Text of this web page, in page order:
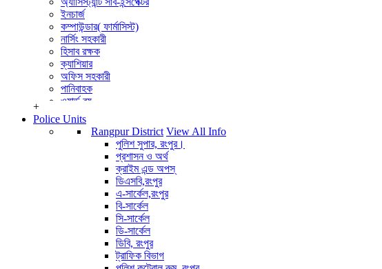
ইনচার্জ
কম্পাউন্ডার( ফার্মাসিস্ট)
নার্সিং সহকারী
হিসাব রক্ষক
ক্যাশিয়ার
অফিস সহকারী
পানিবাহক
ওয়ার্ড বয়
বার্বুচী
পুলিশ পরিদর্শক (তদন্ত)
পুলিশ পরিদর্শক (অপারেশন)
অপারেটর সাইবার ক্রাইম
View All Info
+
Police Units
Rangpur District View All Info
পুলিশ সুপার, রংপুর।
প্রশাসন ও অর্থ
ক্রাইম এন্ড অপস্
ডিএসবি,রংপুর
এ-সার্কেল,রংপুর
বি-সার্কেল
সি-সার্কেল
ডি-সার্কেল
ডিবি, রংপুর
ট্রাফিক বিভাগ